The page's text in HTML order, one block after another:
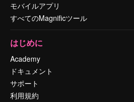
モバイルアプリ
すべてのMagnificツール
はじめに
Academy
ドキュメント
サポート
利用規約